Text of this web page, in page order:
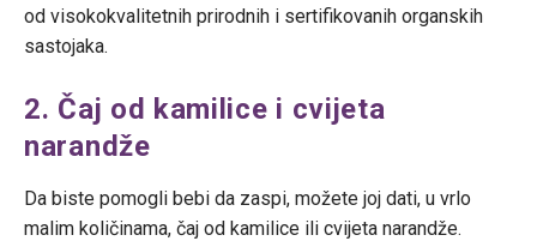
od visokokvalitetnih prirodnih i sertifikovanih organskih
sastojaka.
2. Čaj od kamilice i cvijeta
narandže
Da biste pomogli bebi da zaspi, možete joj dati, u vrlo
malim količinama, čaj od kamilice ili cvijeta narandže.